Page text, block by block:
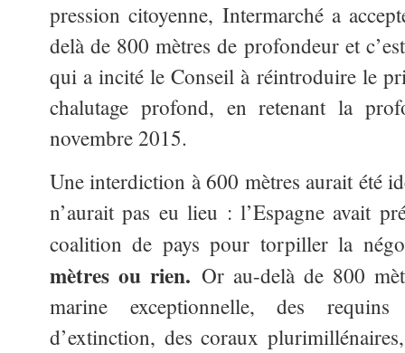
pression citoyenne, Intermarché a
delà de 800 mètres de profondeur et
qui a incité le Conseil à réintroduire le
chalutage profond, en retenant la
novembre 2015.
Une interdiction à 600 mètres aurait été
n’aurait pas eu lieu : l’Espagne avait
coalition de pays pour torpiller la
mètres ou rien. Or au-delà de 800
marine exceptionnelle, des
d’extinction, des coraux